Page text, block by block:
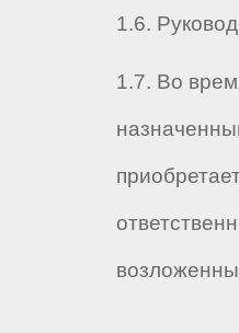
1.6.
1.7. Во